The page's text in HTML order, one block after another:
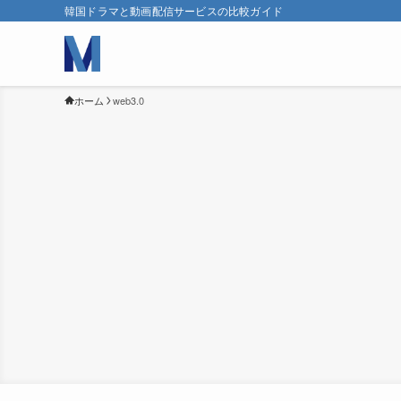
韓国ドラマと動画配信サービスの比較ガイド
ホーム web3.0